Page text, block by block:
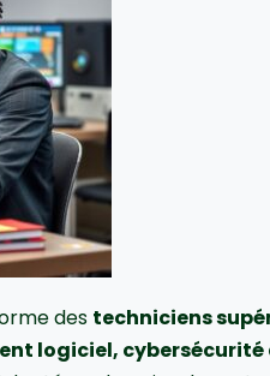
des techniciens
logiciel, cybersécurité